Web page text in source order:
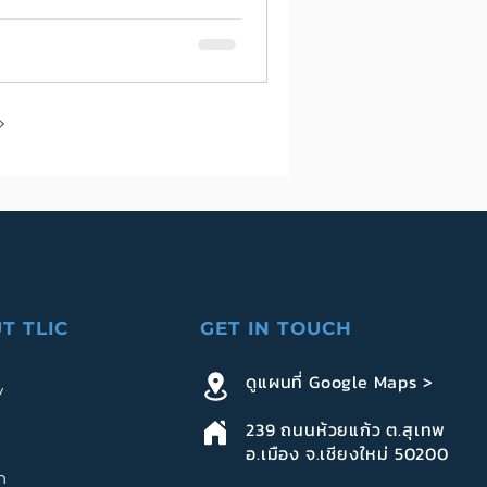
ห้เข้ากับยุคสมัย:
ของ อาจารย์
รพัลลภ
TLIC GET IN TOUCH
ดูแผนที่ Google Maps >
239 ถนนห้วยแก้ว ต.สุเทพ
อ.เมือง จ.เชียงใหม่ 50200